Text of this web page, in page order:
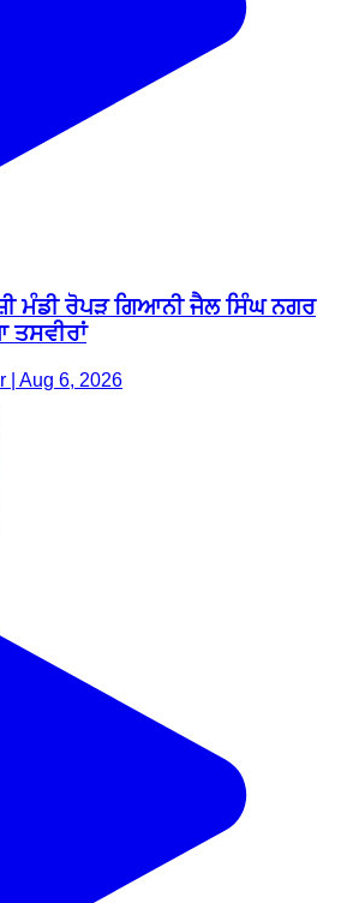
ਮੰਡੀ ਰੋਪੜ ਗਿਆਨੀ ਜੈਲ ਸਿੰਘ ਨਗਰ
ਤਸਵੀਰਾਂ
| Aug 6, 2026